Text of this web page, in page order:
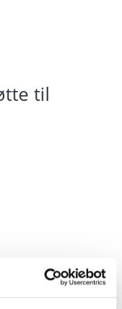
til
ENV1.2